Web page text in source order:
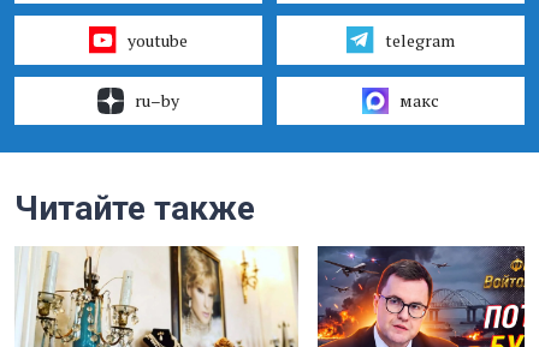
youtube telegram
ru–by макс
Читайте также